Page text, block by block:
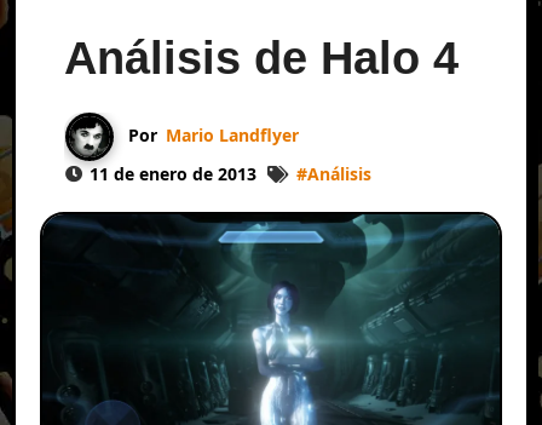
Análisis de Halo 4
Por Mario Landflyer
11 de enero de 2013
#Análisis